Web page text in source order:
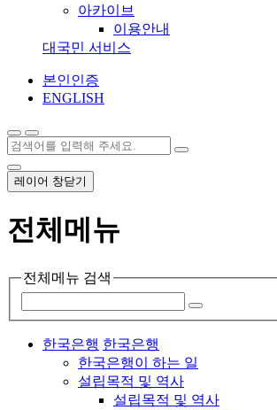
아카이브
이용안내
대국민 서비스
본인인증
ENGLISH
레이어 창닫기
전체메뉴
전체메뉴 검색
한국은행 한국은행
한국은행이 하는 일
설립목적 및 역사
설립목적 및 역사